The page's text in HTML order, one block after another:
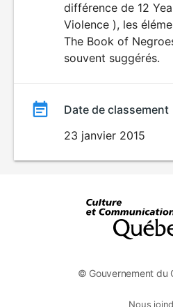
différence de 12
Violence ), les
The Book of
souvent suggérés.
Date de classement
23 janvier 2015
© Gouvernement du
Nous